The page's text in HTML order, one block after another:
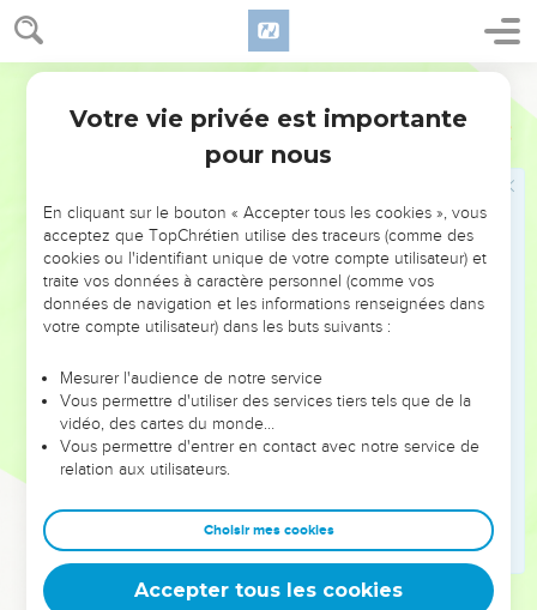
Deutéronome 13
12 Si tu entends dire au sujet de l'une des villes que t'a
données pour demeure l'Éternel, ton Dieu :
Des gens pervers sont sortis du milieu de toi, et ont séduit
les habitants de leur ville en disant : Allons, et servons
d'autres dieux ! des dieux que tu ne connais point
tu feras des recherches, tu examineras, tu interrogeras
avec soin. La chose est-elle vraie, le fait est-il établi, cette
abomination a-t-elle été commise au milieu de toi,
alors tu frapperas du tranchant de l'épée les habitants de
cette ville, tu la dévoueras par interdit avec tout ce qui s'y
Tu amasseras tout le butin au milieu de la place, et tu
brûleras entièrement au feu la ville avec tout son butin,
devant l'Éternel, ton Dieu : elle sera pour toujours un
monceau de ruines, elle ne sera jamais rebâtie.
Rien de ce qui sera dévoué par interdit ne s'attachera à ta
main, afin que l'Éternel revienne de l'ardeur de sa colère,
qu'il te fasse miséricorde et grâce, et qu'il te multiplie,
comme il l'a juré à tes pères,
Votre vie privée est importante
pour nous
En cliquant sur le bouton « Accepter tous les cookies », vous
acceptez que TopChrétien utilise des traceurs (comme des
cookies ou l'identifiant unique de votre compte utilisateur) et
traite vos données à caractère personnel (comme vos
données de navigation et les informations renseignées dans
votre compte utilisateur) dans les buts suivants :
Mesurer l'audience de notre service
Vous permettre d'utiliser des services tiers tels que de la
vidéo, des cartes du monde…
Vous permettre d'entrer en contact avec notre service de
relation aux utilisateurs.
Choisir mes cookies
Accepter tous les cookies